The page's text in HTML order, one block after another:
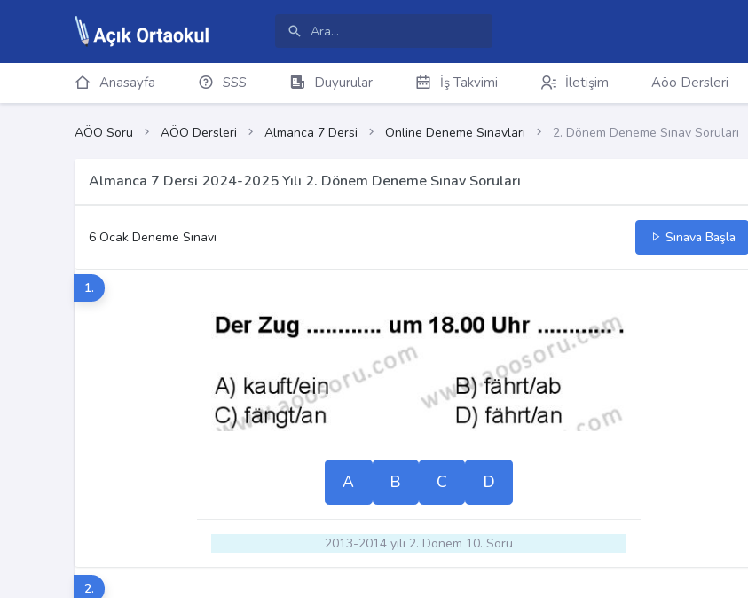
Anasayfa SSS Duyurular İş Takvimi İletişim Aöo Dersleri
AÖO Soru AÖO Dersleri Almanca 7 Dersi Online Deneme Sınavları 2. Dönem Deneme Sınav Soruları
Almanca 7 Dersi 2024-2025 Yılı 2. Dönem Deneme Sınav Soruları
6 Ocak Deneme Sınavı Sınava Başla
1.
A B C D
2013-2014 yılı 2. Dönem 10. Soru
2.